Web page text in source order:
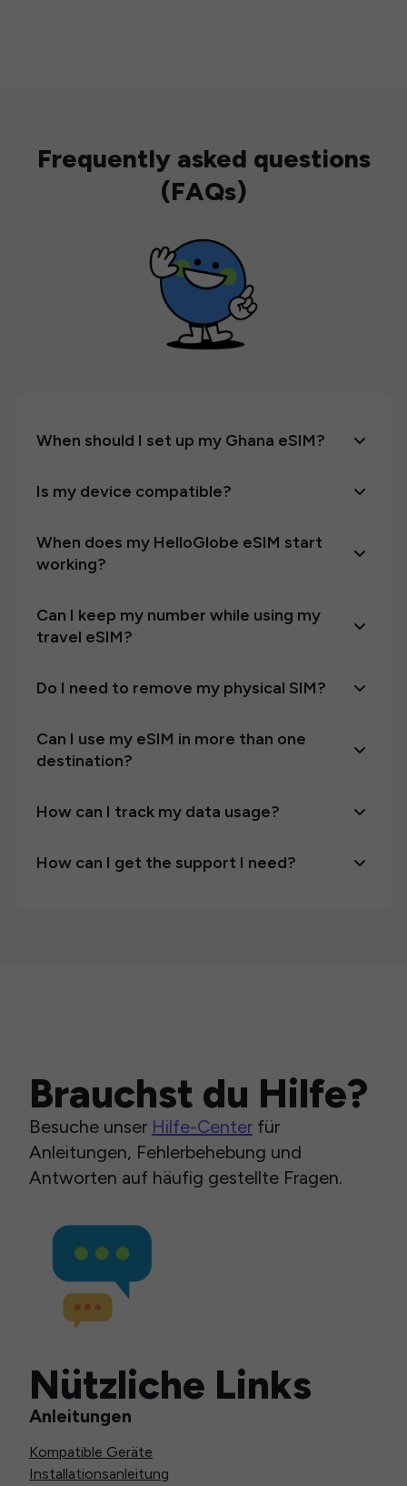
Frequently asked questions
(FAQs)
When should I set up my Ghana eSIM?
Is my device compatible?
When does my HelloGlobe eSIM start
working?
Can I keep my number while using my
travel eSIM?
Do I need to remove my physical SIM?
Can I use my eSIM in more than one
destination?
How can I track my data usage?
How can I get the support I need?
Brauchst du Hilfe?
Besuche unser Hilfe-Center für
Anleitungen, Fehlerbehebung und
Antworten auf häufig gestellte Fragen.
Nützliche Links
Anleitungen
Kompatible Geräte
Installationsanleitung